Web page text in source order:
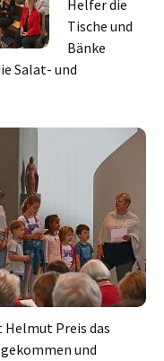
Helfer die
Tische und
Bänke
Salat- und
Preis das
und